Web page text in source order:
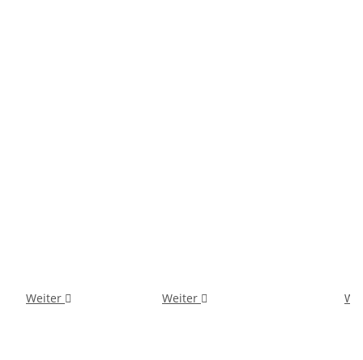
Weiter Weiter